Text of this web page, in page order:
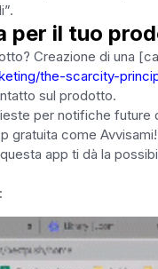
per il tuo
Creazione di una
the-scarcity-
sul prodotto.
per notifiche
gratuita come
app ti dà la